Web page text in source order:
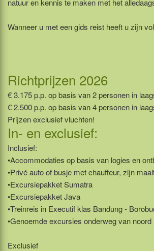
Wanneer u met een gids reist heeft u zijn
Richtprijzen 2026
€ 3.175 p.p. op basis van 2 personen in
€ 2.500 p.p. op basis van 4 personen in
Prijzen exclusief vluchten!
In- en exclusief:
Inclusief:
•Accommodaties op basis van logies en
•Privé auto of busje met chauffeur, zijn
•Excursiepakket Sumatra
•Excursiepakket Java
•Treinreis in Executif klas Bandung -
•Genoemde excursies onderweg van
Exclusief